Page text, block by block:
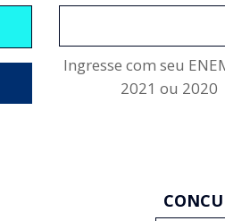
Ingresse com seu
2021 ou 2020